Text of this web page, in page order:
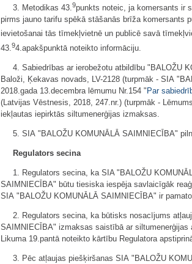
3. Metodikas 43.9punkts noteic, ja komersants ir
pirms jauno tarifu spēkā stāšanās brīža komersants
ievietošanai tās tīmekļvietnē un publicē savā
43. 94.apakšpunktā noteikto informāciju.
4. Sabiedrības ar ierobežotu atbildību "BALOŽU
Baloži, Ķekavas novads, LV-2128 (turpmāk - SIA
2018.gada 13.decembra lēmumu Nr.154 " Par
(Latvijas Vēstnesis, 2018, 247.nr.) (turpmāk -
iekļautas iepirktās siltumenerģijas izmaksas.
5. SIA "BALOŽU KOMUNĀLĀ SAIMNIECĪBA"
Regulators secina
1. Regulators secina, ka SIA "BALOŽU
SAIMNIECĪBA" būtu tiesiska iespēja savlaicīgāk
SIA "BALOŽU KOMUNĀLĀ SAIMNIECĪBA" ir
2. Regulators secina, ka būtisks nosacījums
SAIMNIECĪBA" izmaksas saistībā ar
Likuma 19.pantā noteikto kārtību Regulatora
3. Pēc atļaujas piešķiršanas SIA "BALOŽU